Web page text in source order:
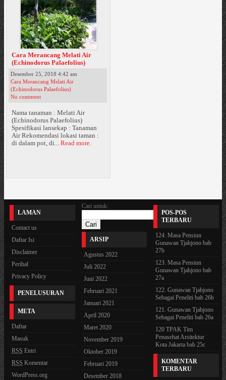
Cara Merancang Melati Air
(Echinodorus Palaefolius)
Desember 25, 2018 4:42 am
Cara Merancang Melati Air
(Echinodorus Palaefolius)
No comment
Nama tanaman : Melati Air
(Echinodorus Palaefolius)
Spesifikasi lansekap : Tanaman
Air Rekomendasi lokasi taman :
di dalam pot, di... Read more.
LAMAN
Contact us
Daftar Isi
Disclaimer
Perihal
Privacy Policy
PENELUSURAN
META
Daftar
Masuk
RSS Entri
RSS Komentar
WordPress.org
Cari untuk:
ARSIP
Agustus 2022
Juli 2022
Juni 2022
Februari 2021
Januari 2021
April 2020
Maret 2020
November 2019
Oktober 2019
Februari 2019
Desember 2018
POS-POS
TERBARU
124. Masa Pensiun
Gunawan Tjahjono bab
27b
123. Masa Pensiun
Gunawan Tjahjono bab
27a
122. Gunawan Tjahjono
Sebagai Peneliti bab 26b
121. Gunawan Tjahjono
Sebagai Peneliti bab 26a
120 TPAK Tim
Penasehat Arsitektur
Kota Jakarta bab 25c
KOMENTAR
TERBARU